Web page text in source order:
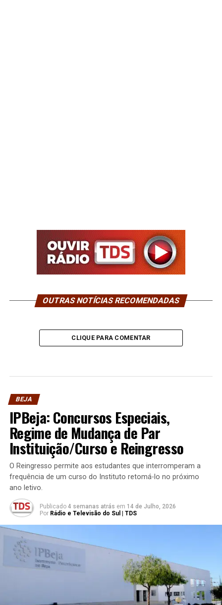
OUTRAS NOTÍCIAS RECOMENDADAS
CLIQUE PARA COMENTAR
BEJA
IPBeja: Concursos Especiais,
Regime de Mudança de Par
Instituição/Curso e Reingresso
O Reingresso permite aos estudantes que interromperam a
frequência de um curso do Instituto retomá-lo no próximo
ano letivo.
Publicado 4 semanas atrás em 14 de Julho, 2026
Por Rádio e Televisão do Sul | TDS